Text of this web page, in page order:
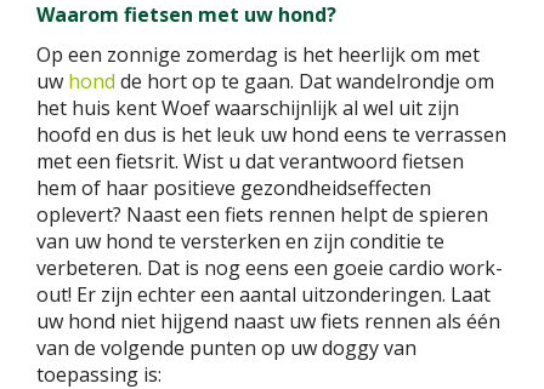
Waarom fietsen met uw hond?
Op een zonnige zomerdag is het heerlijk om met
uw hond de hort op te gaan. Dat wandelrondje om
het huis kent Woef waarschijnlijk al wel uit zijn
hoofd en dus is het leuk uw hond eens te verrassen
met een fietsrit. Wist u dat verantwoord fietsen
hem of haar positieve gezondheidseffecten
oplevert? Naast een fiets rennen helpt de spieren
van uw hond te versterken en zijn conditie te
verbeteren. Dat is nog eens een goeie cardio work-
out! Er zijn echter een aantal uitzonderingen. Laat
uw hond niet hijgend naast uw fiets rennen als één
van de volgende punten op uw doggy van
toepassing is: